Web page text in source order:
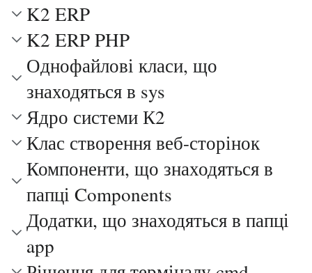
K2 ERP
K2 ERP PHP
Однофайлові класи, що
знаходяться в sys
Ядро системи К2
Клас створення веб-сторінок
Компоненти, що знаходяться в
папці Components
Додатки, що знаходяться в папці
app